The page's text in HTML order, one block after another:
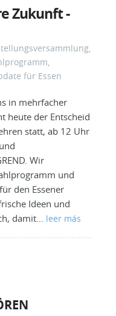
Zukunft -
,
,
für Essen
in mehrfacher
heute der Entscheid
statt, ab 12 Uhr
Wir
und
den Essener
Ideen und
damit… leer más